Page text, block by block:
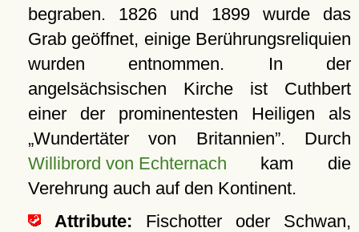
begraben. 1826 und 1899 wurde das
Grab geöffnet, einige Berührungsreliquien
wurden entnommen. In der
angelsächsischen Kirche ist Cuthbert
einer der prominentesten Heiligen als
Wundertäter von Britannien . Durch
Willibrord von Echternach kam die
Verehrung auch auf den Kontinent.
Attribute: Fischotter oder Schwan,